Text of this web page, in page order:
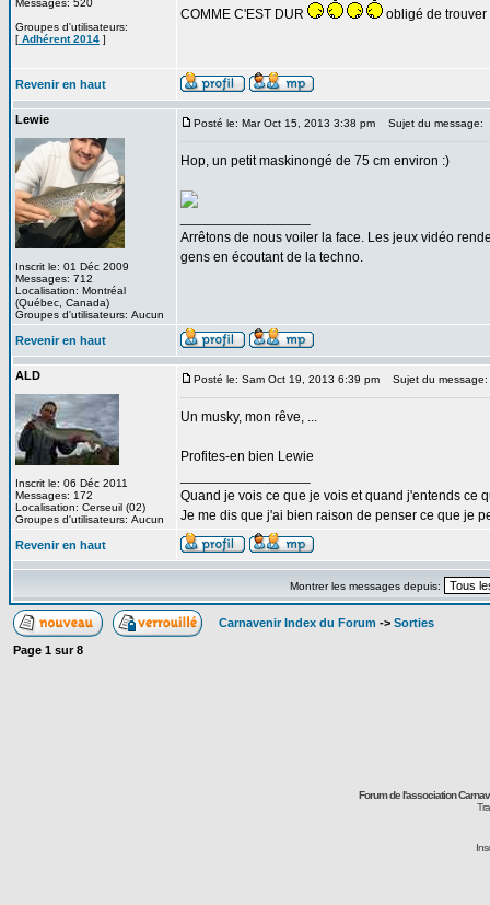
Messages: 520
Groupes d'utilisateurs:
[ Adhérent 2014 ]
COMME C'EST DUR obligé de
Revenir en haut
Lewie
Inscrit le: 01 Déc 2009
Messages: 712
Localisation: Montréal
(Québec, Canada)
Groupes d'utilisateurs: Aucun
Posté le: Mar Oct 15, 2013 3:38 pm Sujet du message:
Hop, un petit maskinongé de 75 cm environ :)
Arrêtons de nous voiler la face. Les jeux vidéo
gens en écoutant de la techno.
Revenir en haut
ALD
Inscrit le: 06 Déc 2011
Messages: 172
Localisation: Cerseuil (02)
Groupes d'utilisateurs: Aucun
Posté le: Sam Oct 19, 2013 6:39 pm Sujet du message:
Un musky, mon rêve, ...
Profites-en bien Lewie
Quand je vois ce que je vois et quand j'entends ce
Je me dis que j'ai bien raison de penser ce que je
Revenir en haut
Montrer les messages depuis:
Carnavenir Index du Forum -> Sorties
Page 1 sur8
Forum de l'association